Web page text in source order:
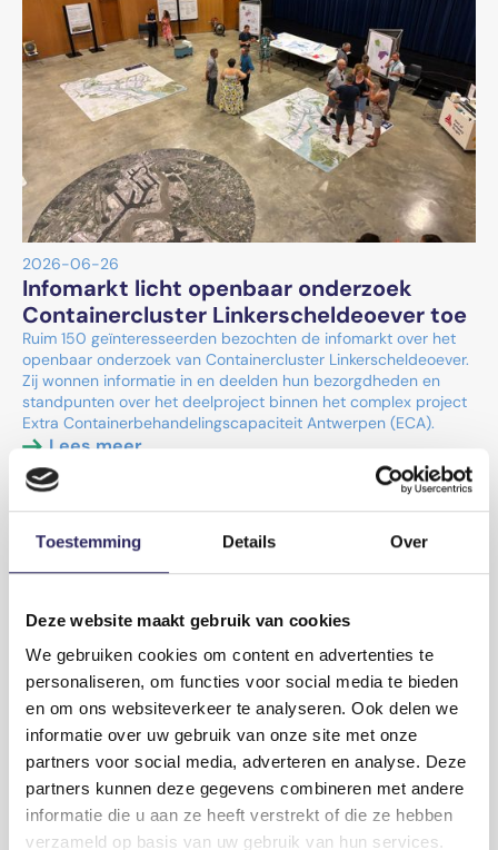
Toestemming Details Over
Deze website maakt gebruik van cookies
We gebruiken cookies om content en advertenties te
personaliseren, om functies voor social media te bieden
en om ons websiteverkeer te analyseren. Ook delen we
informatie over uw gebruik van onze site met onze
partners voor social media, adverteren en analyse. Deze
partners kunnen deze gegevens combineren met andere
informatie die u aan ze heeft verstrekt of die ze hebben
verzameld op basis van uw gebruik van hun services.
2026-06-26
Infomarkt licht openbaar onderzoek
Containercluster Linkerscheldeoever toe
Ruim 150 geïnteresseerden bezochten de infomarkt over het
openbaar onderzoek van Containercluster Linkerscheldeoever.
Zij wonnen informatie in en deelden hun bezorgdheden en
standpunten over het deelproject binnen het complex project
Extra Containerbehandelingscapaciteit Antwerpen (ECA).
Lees meer
2026-05-29